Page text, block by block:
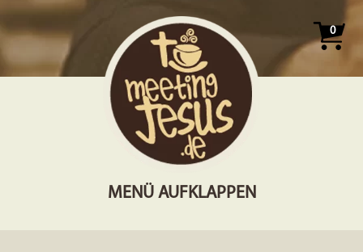
0
MENÜ AUFKLAPPEN